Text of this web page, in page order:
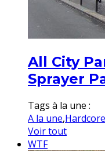
All City
Sprayer
Tags à la une :
A la une,Hardcore
Voir tout
WTF